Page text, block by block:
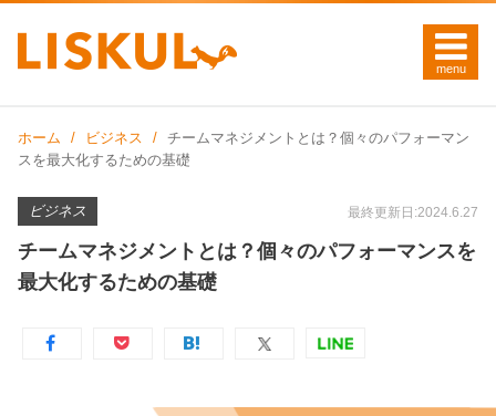
ホーム ビジネス
チームマネジメントとは？個々のパフォーマン
スを最大化するための基礎
ビジネス 最終更新日:2024.6.27
チームマネジメントとは？個々のパフォーマンスを
最大化するための基礎